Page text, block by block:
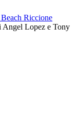
Riccione
Angel Lopez e Tony